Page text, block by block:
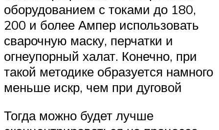
оборудованием с токами до 180,
200 и более Ампер использовать
сварочную маску, перчатки и
огнеупорный халат. Конечно, при
такой методике образуется намного
меньше искр, чем при дуговой
Тогда можно будет лучше